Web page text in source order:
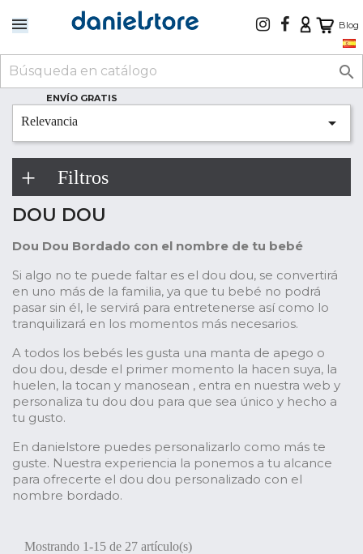
Blog

ENVÍO GRATIS
Relevancia 
Filtros
DOU DOU
Dou Dou Bordado con el nombre de tu bebé
Si algo no te puede faltar es el dou dou, se convertirá
en uno más de la familia, ya que tu bebé no podrá
pasar sin él, le servirá para entretenerse así como lo
tranquilizará en los momentos más necesarios.
A todos los bebés les gusta una manta de apego o
dou dou, desde el primer momento la hacen suya, la
huelen, la tocan y manosean , entra en nuestra web y
personaliza tu dou dou para que sea único y hecho a
tu gusto.
En danielstore puedes personalizarlo como más te
guste. Nuestra experiencia la ponemos a tu alcance
para ofrecerte el dou dou personalizado con el
nombre bordado.
Mostrando 1-15 de 27 artículo(s)